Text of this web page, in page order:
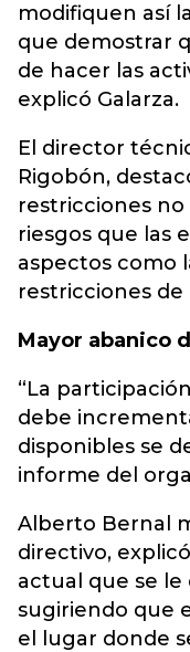
modifiquen así
que demostrar
de hacer las
explicó Galarza.
El director
Rigobón,
restricciones
riesgos que las
aspectos como
restricciones
Mayor abanico
“La
debe
disponibles se
informe del
Alberto Bernal
directivo,
actual que se le
sugiriendo que
el lugar donde